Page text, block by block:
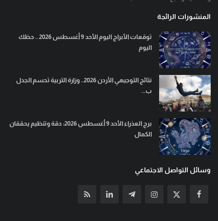
المنشورات الرائجة
توقعات الأبراج اليوم الأحد 9 أغسطس 2026 .. حظك
اليوم
نتائج التوجيهي الأردن 2026.. وزارة التربية تحسم الجدل
ب...
برج العذراء الأحد 9 أغسطس 2026: دقة وتنظيم يحققان
الكمال
وسائل التواصل الاجتماعي